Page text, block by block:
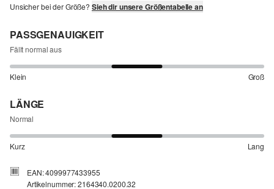
Unsicher bei der Größe? Sieh dir unsere Größentabelle an
PASSGENAUIGKEIT
Fällt normal aus
Klein Groß
LÄNGE
Normal
Kurz Lang
EAN: 4099977433955
Artikelnummer: 2164340.0200.32